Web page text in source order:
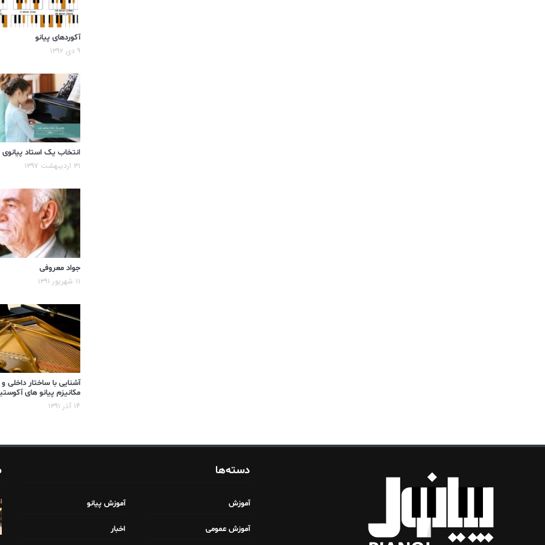
آکوردهای پیانو
۹ دی ۱۳۹۲
انتخاب یک استاد
۳۱ اردیبهشت ۱۳۹۷
جواد معروفی
۱۱ شهریور ۱۳۹۱
آشنایی با ساختار داخلی و
مکانیزم پیانو های
۱۴ آذر ۱۳۹۱
دسته‌ها
آموزش آموزش پیانو
آموزش عمومی اخبار